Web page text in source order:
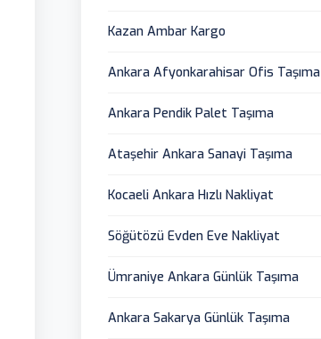
Kazan Ambar Kargo
Ankara Afyonkarahisar Ofis Taşıma
Ankara Pendik Palet Taşıma
Ataşehir Ankara Sanayi Taşıma
Kocaeli Ankara Hızlı Nakliyat
Söğütözü Evden Eve Nakliyat
Ümraniye Ankara Günlük Taşıma
Ankara Sakarya Günlük Taşıma